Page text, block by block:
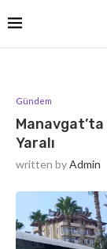
Gündem
Manavgat’ta
Yaralı
written byAdmin